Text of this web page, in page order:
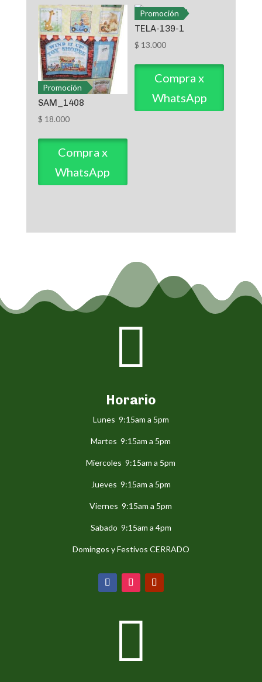
Promoción
SAM_1408
$ 18.000
Compra x
WhatsApp
Promoción
TELA-139-1
$ 13.000
Compra x
WhatsApp

Horario
Lunes 9:15am a 5pm
Martes 9:15am a 5pm
Miercoles 9:15am a 5pm
Jueves 9:15am a 5pm
Viernes 9:15am a 5pm
Sabado 9:15am a 4pm
Domingos y Festivos CERRADO
